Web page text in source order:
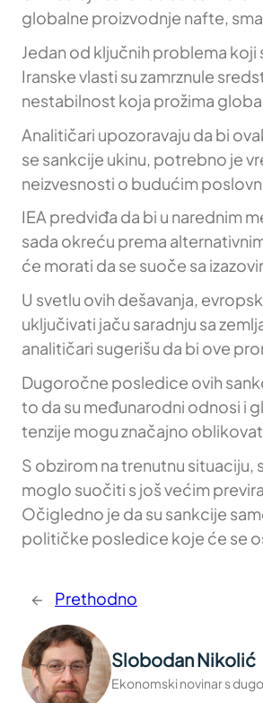
globalne proizvodnje nafte,
Jedan od ključnih problema koji
Iranske vlasti su zamrznule
nestabilnost koja prožima
Analitičari upozoravaju da bi
se sankcije ukinu, potrebno je
neizvesnosti o budućim
IEA predviđa da bi u narednim
sada okreću prema
će morati da se suoče sa
U svetlu ovih dešavanja,
uključivati jaču saradnju sa
analitičari sugerišu da bi ove
Dugoročne posledice ovih
to da su međunarodni odnosi i
tenzije mogu značajno
S obzirom na trenutnu
moglo suočiti s još većim
Očigledno je da su sankcije
političke posledice koje će se
← Prethodno
Slobodan Nikolić
Ekonomski novinar s